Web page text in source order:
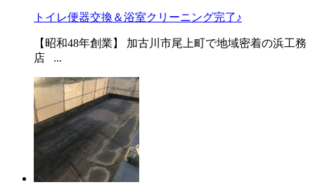
トイレ便器交換＆浴室クリーニング完了♪
【昭和48年創業】 加古川市尾上町で地域密着の浜工務
店 ...